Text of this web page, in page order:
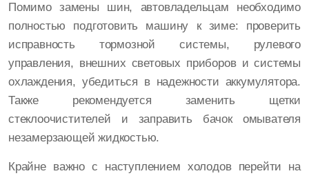
Помимо замены шин, автовладельцам необходимо
полностью подготовить машину к зиме: проверить
исправность тормозной системы, рулевого
управления, внешних световых приборов и системы
охлаждения, убедиться в надежности аккумулятора.
Также рекомендуется заменить щетки
стеклоочистителей и заправить бачок омывателя
незамерзающей жидкостью.
Крайне важно с наступлением холодов перейти на